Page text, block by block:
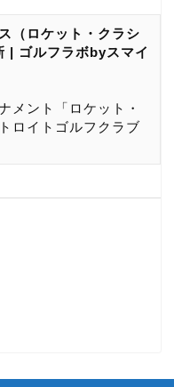
（ロケット・クラシ
| ゴルフラボbyスマイ
メント「ロケット・
ロイトゴルフクラブ